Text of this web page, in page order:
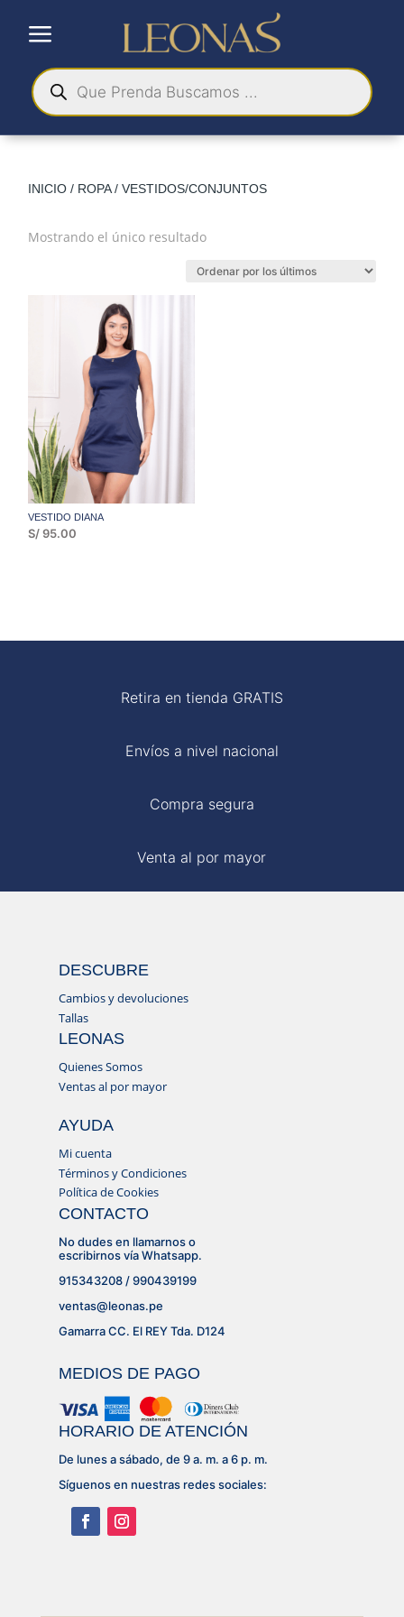
a
Búsqueda
de
productos
INICIO / ROPA/ VESTIDOS/CONJUNTOS
Mostrando el único resultado
VESTIDO DIANA
S/95.00
Retira en tienda GRATIS
Envíos a nivel nacional
Compra segura
Venta al por mayor
DESCUBRE
Cambios y devoluciones
Tallas
LEONAS
Quienes Somos
Ventas al por mayor
AYUDA
Mi cuenta
Términos y Condiciones
Política de Cookies
CONTACTO
No dudes en llamarnos o
escribirnos vía Whatsapp.
915343208 / 990439199
ventas@leonas.pe
Gamarra CC. El REY Tda. D124
MEDIOS DE PAGO
HORARIO DE ATENCIÓN
De lunes a sábado, de 9 a. m. a 6 p. m.
Síguenos en nuestras redes sociales: